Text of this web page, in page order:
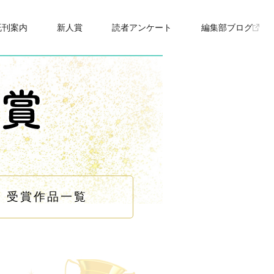
刊案内 新人賞 読者アンケート 編集部ブログ
受賞作品一覧